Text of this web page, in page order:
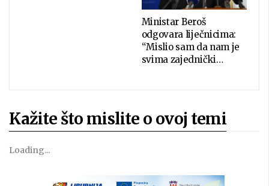
Ministar Beroš
odgovara liječnicima:
“Mislio sam da nam je
svima zajednički…
Kažite što mislite o ovoj temi
Loading...